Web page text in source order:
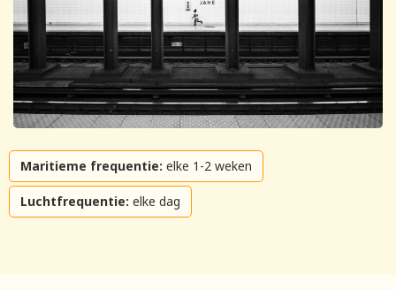
Maritieme frequentie: elke 1-2 weken
Luchtfrequentie: elke dag